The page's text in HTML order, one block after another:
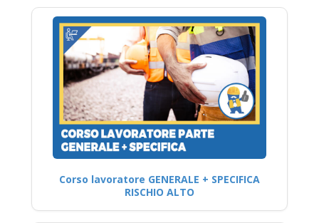
Corso lavoratore GENERALE + SPECIFICA
RISCHIO ALTO